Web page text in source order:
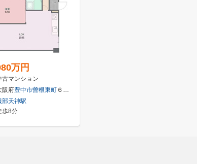
万円
古マンション
阪府豊中市曽根東町 ６丁目
部天神駅
歩8分